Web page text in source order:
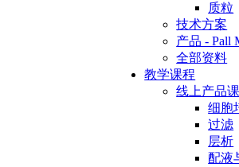
质粒
技术方案
产品 - Pall
全部资料
教学课程
线上产品
细胞
过滤
层析
配液